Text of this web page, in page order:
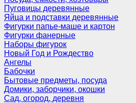
Пуговицы деревянные
Яйца и подставки деревянные
Фигурки папье-маше и картон
Фигурки фанерные
Наборы фигурок
Новый Год и Рождество
Ангелы
Бабочки
Бытовые предметы, посуда
Домики, заборчики, окошки
Сад, огород, деревня